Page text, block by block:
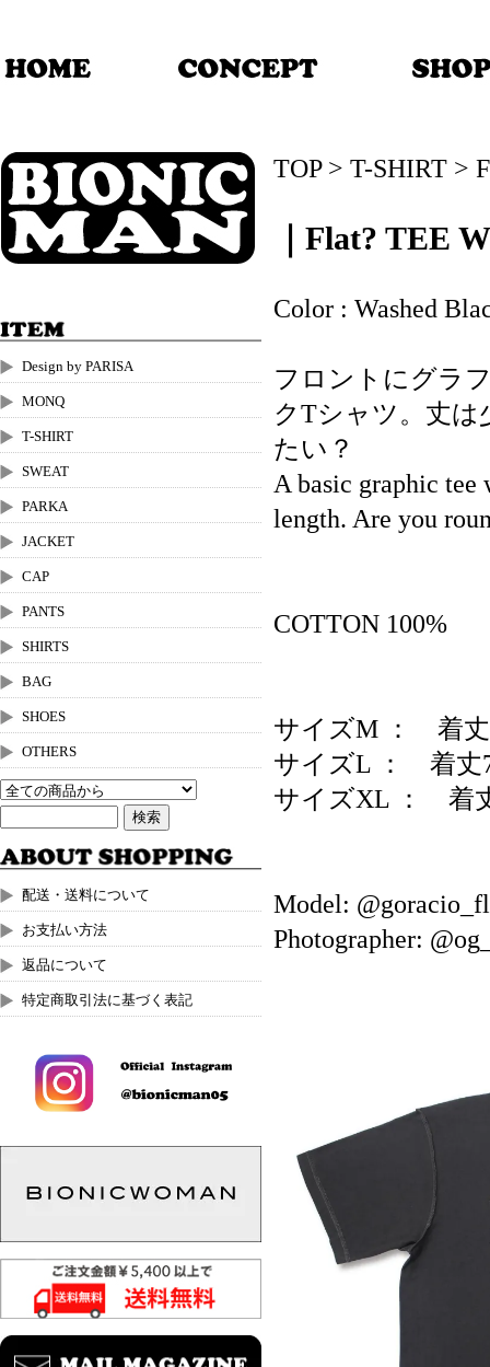
Design by PARISA
MONQ
T-SHIRT
SWEAT
PARKA
JACKET
CAP
PANTS
SHIRTS
BAG
SHOES
OTHERS
配送・送料について
お支払い方法
返品について
特定商取引法に基づく表記
TOP> T-SHIRT >
｜Flat? TEE
Color : Washed
フロントにグラ
クTシャツ。丈
たい？
A basic graphic
length. Are you
COTTON 100%
サイズM ： 着
サイズL ： 着
サイズXL ：
Model:
Photographer: